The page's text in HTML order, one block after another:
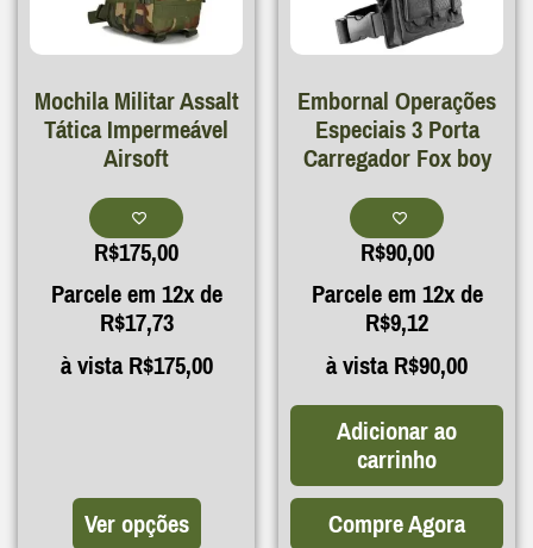
Mochila Militar Assalt
Tática Impermeável
Airsoft
R$175,00
Parcele em 12x de
R$17,73
à vistaR$175,00
Ver opções
Embornal Operações
Especiais 3 Porta
Carregador Fox boy
R$90,00
Parcele em 12x de
R$9,12
à vistaR$90,00
Adicionar ao
carrinho
Compre Agora